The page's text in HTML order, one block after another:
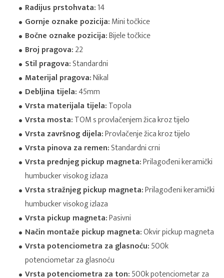
Radijus prstohvata:14
Gornje oznake pozicija:Mini točkice
Bočne oznake pozicija:Bijele točkice
Broj pragova:22
Stil pragova:Standardni
Materijal pragova:Nikal
Debljina tijela:45mm
Vrsta materijala tijela:Topola
Vrsta mosta:TOM s provlačenjem žica kroz tijelo
Vrsta završnog dijela:Provlačenje žica kroz tijelo
Vrsta pinova za remen:Standardni crni
Vrsta prednjeg pickup magneta:Prilagođeni keramički
humbucker visokog izlaza
Vrsta stražnjeg pickup magneta:Prilagođeni keramički
humbucker visokog izlaza
Vrsta pickup magneta:Pasivni
Način montaže pickup magneta:Okvir pickup magneta
Vrsta potenciometra za glasnoću:500k
potenciometar za glasnoću
Vrsta potenciometra za ton:500k potenciometar za